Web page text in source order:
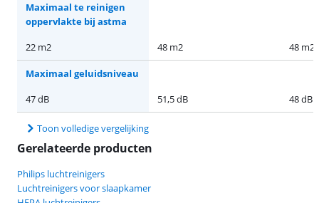
Maximaal te reinigen
oppervlakte bij astma
22 m2
48 m2 48 m2
Maximaal geluidsniveau
47 dB
51,5 dB 48 dB
Toon volledige vergelijking
Gerelateerde producten
Philips luchtreinigers
Luchtreinigers voor slaapkamer